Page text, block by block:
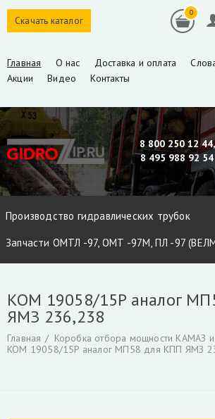
Скачать каталог
0
Главная О нас Доставка и оплата
Акции
Видео Контакты
8 800 250 12 44,
8 495 988 92 54
Производство гидравлических трубок
Запчасти ОМТЛ -97, ОМТ -97М, ПЛ -97
Запчасти Майман 90, 100, 110 / Атлант 90,
Гидроцилиндры
Гидрораспределители
Фильтры и фильтроэлементы для
KOM 19058/15P аналог
ЯМЗ 236,238
Главная
Коробка отбора мощности КАМАЗ
KOM 19058/15P аналог МП58 для КПП ЯМЗ